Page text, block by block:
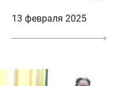
13 февраля 2025